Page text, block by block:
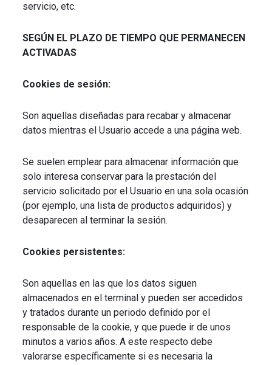
servicio, etc.
SEGÚN EL PLAZO DE TIEMPO QUE PERMANECEN
ACTIVADAS
Cookies de sesión:
Son aquellas diseñadas para recabar y almacenar
datos mientras el Usuario accede a una página web.
Se suelen emplear para almacenar información que
solo interesa conservar para la prestación del
servicio solicitado por el Usuario en una sola ocasión
(por ejemplo, una lista de productos adquiridos) y
desaparecen al terminar la sesión.
Cookies persistentes:
Son aquellas en las que los datos siguen
almacenados en el terminal y pueden ser accedidos
y tratados durante un periodo definido por el
responsable de la cookie, y que puede ir de unos
minutos a varios años. A este respecto debe
valorarse específicamente si es necesaria la